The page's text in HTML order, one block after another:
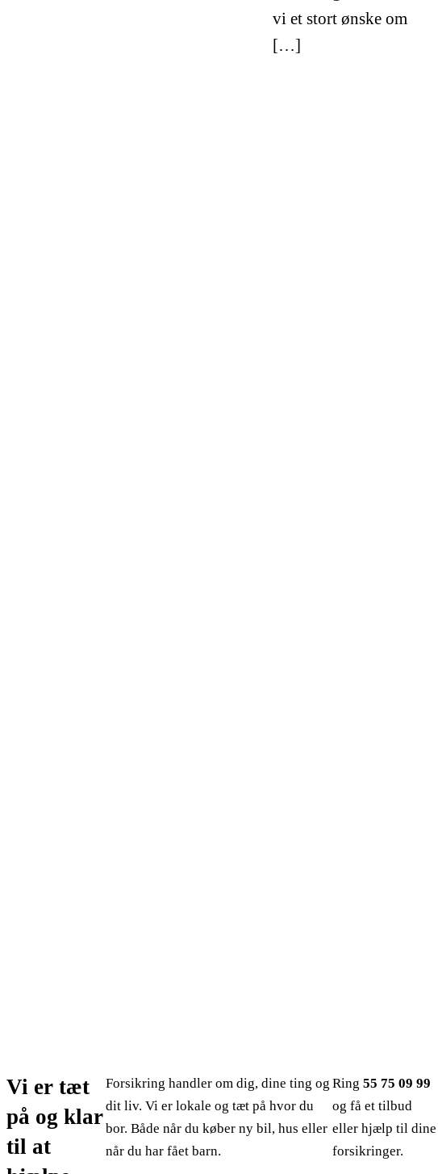
vi et stort ønske om
[…]
Vi er tæt
på og klar
til at
Forsikring handler om dig, dine ting og
dit liv. Vi er lokale og tæt på hvor du
bor. Både når du køber ny bil, hus eller
når du har fået barn.
Ring 55 75 09 99
og få et tilbud
eller hjælp til dine
forsikringer.